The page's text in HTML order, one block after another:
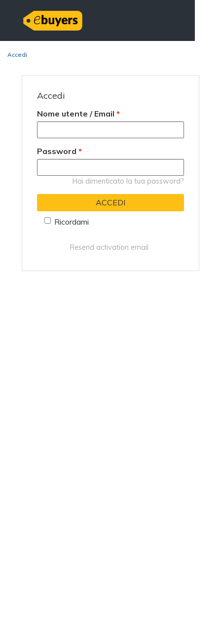
Accedi
Accedi
Nome utente / Email *
Password *
Hai dimenticato la tua password?
ACCEDI
Ricordami
Resend activation email